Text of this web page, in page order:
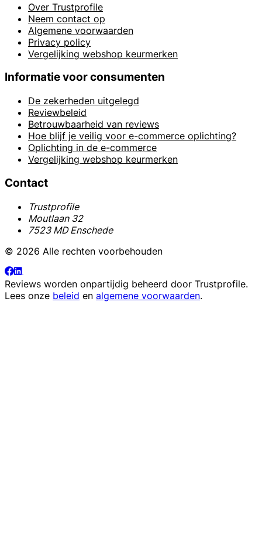
Over Trustprofile
Neem contact op
Algemene voorwaarden
Privacy policy
Vergelijking webshop keurmerken
Informatie voor consumenten
De zekerheden uitgelegd
Reviewbeleid
Betrouwbaarheid van reviews
Hoe blijf je veilig voor e-commerce oplichting?
Oplichting in de e-commerce
Vergelijking webshop keurmerken
Contact
Trustprofile
Moutlaan 32
7523 MD Enschede
© 2026 Alle rechten voorbehouden
Reviews worden onpartijdig beheerd door Trustprofile.
Lees onze beleid en algemene voorwaarden.